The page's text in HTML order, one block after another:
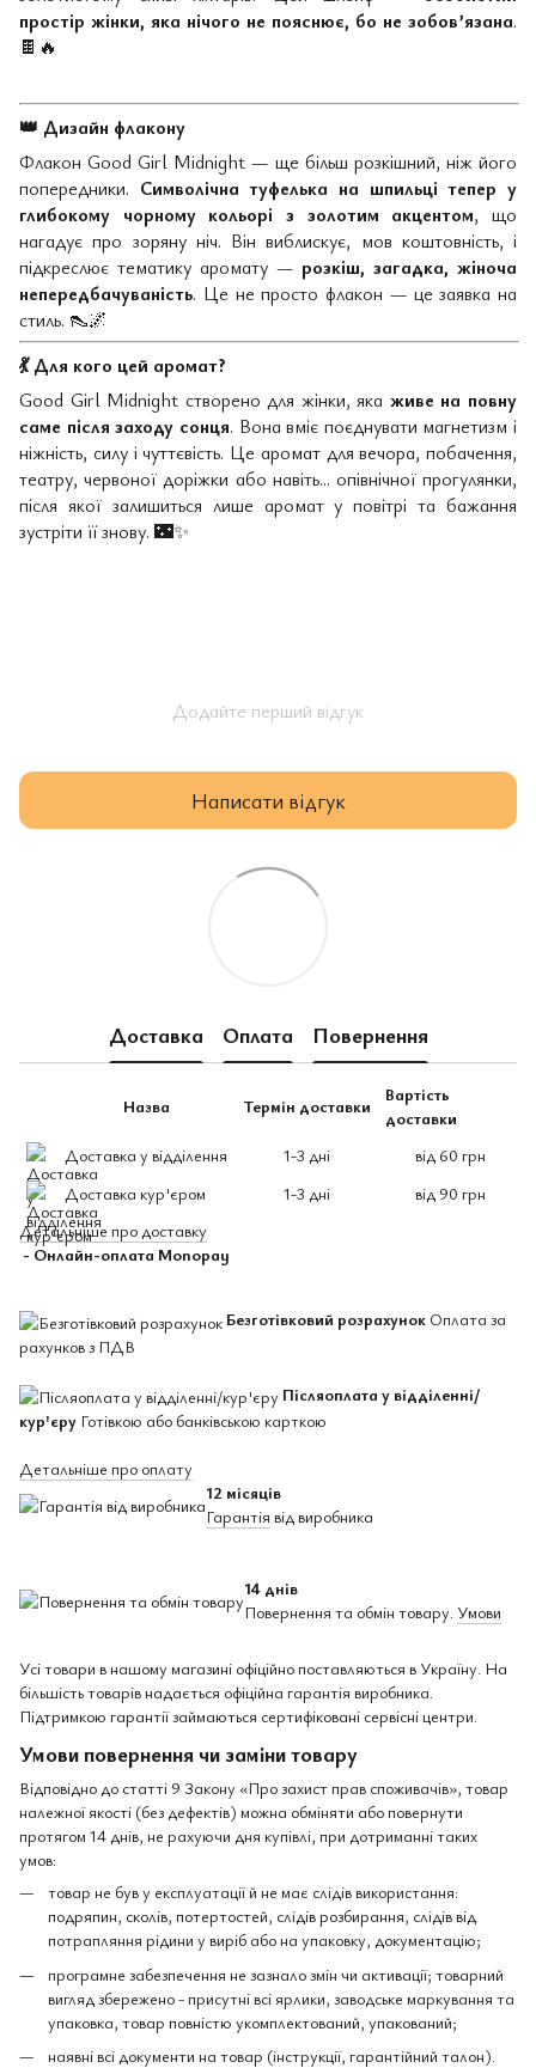
простір жінки, яка нічого не пояснює, бо не зобов’язана.
🍫🔥
👑 Дизайн флакону
Флакон Good Girl Midnight — ще більш розкішний, ніж його
попередники. Символічна туфелька на шпильці тепер у
глибокому чорному кольорі з золотим акцентом, що
нагадує про зоряну ніч. Він виблискує, мов коштовність, і
підкреслює тематику аромату — розкіш, загадка, жіноча
непередбачуваність. Це не просто флакон — це заявка на
стиль. 👠🌌
💃Для кого цей аромат?
Good Girl Midnight створено для жінки, яка живе на повну
саме після заходу сонця. Вона вміє поєднувати магнетизм і
ніжність, силу і чуттєвість. Це аромат для вечора, побачення,
театру, червоної доріжки або навіть... опівнічної прогулянки,
після якої залишиться лише аромат у повітрі та бажання
зустріти її знову. 🌃✨
Додайте перший відгук
Написати відгук
Доставка Оплата Повернення
Назва Термін доставки
Вартість
доставки
Доставка у відділення
1-3 дні
від 60 грн
Доставка кур'єром
1-3 дні
від 90 грн
Детальніше про доставку
- Онлайн-оплата Monopay
Безготівковий розрахунок Оплата за
рахунков з ПДВ
Післяоплата у відділенні/
кур'єру Готівкою або банківською карткою
Детальніше про оплату
12 місяців
Гарантія від виробника
14 днів
Повернення та обмін товару. Умови
Усі товари в нашому магазині офіційно поставляються в Україну. На
більшість товарів надається офіційна гарантія виробника.
Підтримкою гарантії займаються сертифіковані сервісні центри.
Умови повернення чи заміни товару
Відповідно до статті 9 Закону «Про захист прав споживачів», товар
належної якості (без дефектів) можна обміняти або повернути
протягом 14 днів, не рахуючи дня купівлі, при дотриманні таких
умов:
товар не був у експлуатації й не має слідів використання:
подряпин, сколів, потертостей, слідів розбирання, слідів від
потрапляння рідини у виріб або на упаковку, документацію;
програмне забезпечення не зазнало змін чи активації; товарний
вигляд збережено - присутні всі ярлики, заводське маркування та
упаковка, товар повністю укомплектований, упакований;
наявні всі документи на товар (інструкції, гарантійний талон).